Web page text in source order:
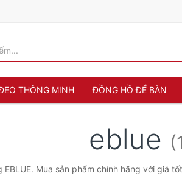
THÔNG MINH ĐỒNG HỒ ĐỂ BÀN
eblue
EBLUE. Mua sản phẩm chính hãng với giá